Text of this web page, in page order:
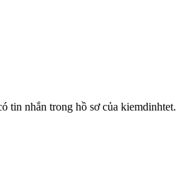
tin nhắn trong hồ sơ của kiemdinhtet.